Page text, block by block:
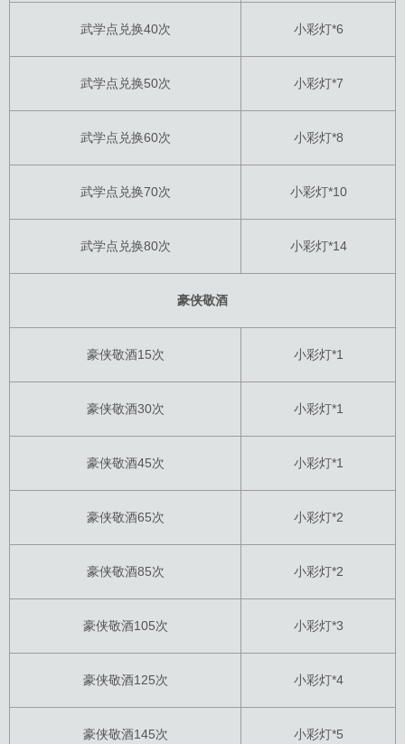
武学点兑换40次 小彩灯*6
武学点兑换50次 小彩灯*7
武学点兑换60次 小彩灯*8
武学点兑换70次 小彩灯*10
武学点兑换80次 小彩灯*14
豪侠敬酒
豪侠敬酒15次 小彩灯*1
豪侠敬酒30次 小彩灯*1
豪侠敬酒45次 小彩灯*1
豪侠敬酒65次 小彩灯*2
豪侠敬酒85次 小彩灯*2
豪侠敬酒105次 小彩灯*3
豪侠敬酒125次 小彩灯*4
豪侠敬酒145次 小彩灯*5